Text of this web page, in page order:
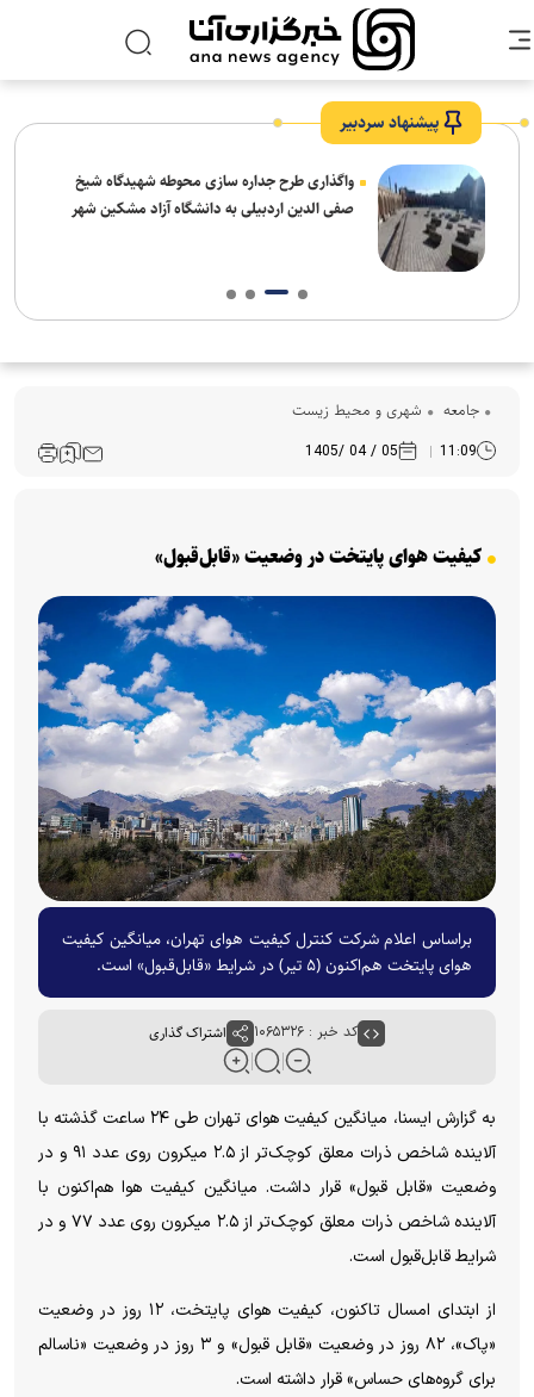
پیشنهاد سردبیر
واگذاری طرح جداره سازی محوطه شهیدگاه شیخ
صفی الدین اردبیلی به دانشگاه آزاد مشکین شهر
جامعه شهری و محیط زیست
11:09
05 / 04 /1405
کیفیت هوای پایتخت در وضعیت «قابل‌قبول»
براساس اعلام شرکت کنترل کیفیت هوای تهران، میانگین کیفیت
هوای پایتخت هم‌اکنون (۵ تیر) در شرایط «قابل‌قبول» است.
کد خبر : ۱۰۶۵۳۲۶ اشتراک گذاری
به گزارش ایسنا، میانگین کیفیت هوای تهران طی ۲۴ ساعت گذشته با
آلاینده شاخص ذرات معلق کوچک‌تر از ۲.۵ میکرون روی عدد ۹۱ و در
وضعیت «قابل قبول» قرار داشت. میانگین کیفیت هوا هم‌اکنون با
آلاینده شاخص ذرات معلق کوچک‌تر از ۲.۵ میکرون روی عدد ۷۷ و در
شرایط قابل‌قبول است.
از ابتدای امسال تاکنون، کیفیت هوای پایتخت، ۱۲ روز در وضعیت
«پاک»، ۸۲ روز در وضعیت «قابل قبول» و ۳ روز در وضعیت «ناسالم
برای گروه‌های حساس» قرار داشته است.